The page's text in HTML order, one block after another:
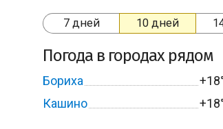
7 дней 10 дней
Погода в городах рядом
Бориха +18°
Кашино
+18°